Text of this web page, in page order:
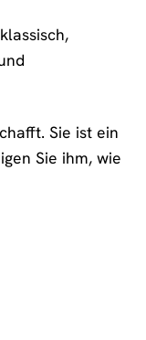
Sie ist ein
Sie ihm, wie